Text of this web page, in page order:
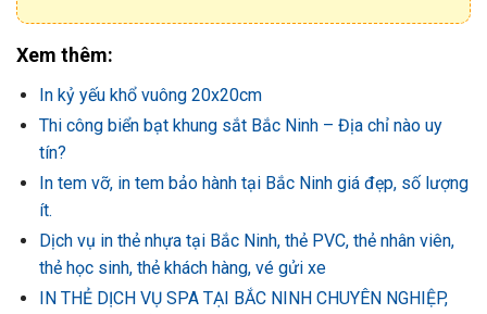
Xem thêm:
In kỷ yếu khổ vuông 20x20cm
Thi công biển bạt khung sắt Bắc Ninh – Địa chỉ nào uy
tín?
In tem vỡ, in tem bảo hành tại Bắc Ninh giá đẹp, số lượng
ít.
Dịch vụ in thẻ nhựa tại Bắc Ninh, thẻ PVC, thẻ nhân viên,
thẻ học sinh, thẻ khách hàng, vé gửi xe
IN THẺ DỊCH VỤ SPA TẠI BẮC NINH CHUYÊN NGHIỆP,